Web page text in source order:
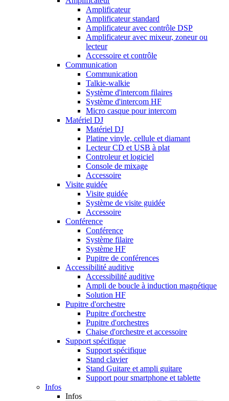
Amplificateur
Amplificateur standard
Amplificateur avec contrôle DSP
Amplificateur avec mixeur, zoneur ou
lecteur
Accessoire et contrôle
Communication
Communication
Talkie-walkie
Système d'intercom filaires
Système d'intercom HF
Micro casque pour intercom
Matériel DJ
Matériel DJ
Platine vinyle, cellule et diamant
Lecteur CD et USB à plat
Controleur et logiciel
Console de mixage
Accessoire
Visite guidée
Visite guidée
Système de visite guidée
Accessoire
Conférence
Conférence
Système filaire
Système HF
Pupitre de conférences
Accessibilité auditive
Accessibilité auditive
Ampli de boucle à induction magnétique
Solution HF
Pupitre d'orchestre
Pupitre d'orchestre
Pupitre d'orchestres
Chaise d'orchestre et accessoire
Support spécifique
Support spécifique
Stand clavier
Stand Guitare et ampli guitare
Support pour smartphone et tablette
Infos
Infos